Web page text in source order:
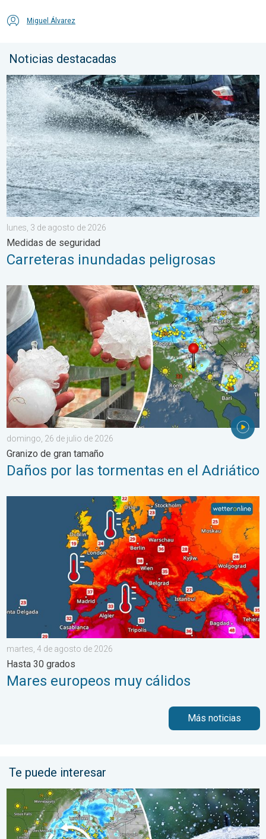
Miguel Álvarez
Noticias destacadas
Carreteras inundadas peligrosas. Medidas de seguridad. . .
lunes, 3 de agosto de 2026
Medidas de seguridad
Carreteras inundadas peligrosas
Daños por las tormentas en el Adriático. Granizo de gran
domingo, 26 de julio de 2026
Granizo de gran tamaño
Daños por las tormentas en el Adriático
Mares europeos muy cálidos. Hasta 30 grados. . . martes, 4
martes, 4 de agosto de 2026
Hasta 30 grados
Mares europeos muy cálidos
Más noticias
Te puede interesar
Una baja presión traerá un fin de semana lluvioso. El Este